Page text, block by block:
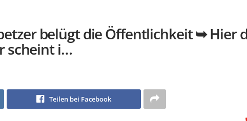
belügt die Öffentlichkeit ➥ Hier
scheint i…
Teilen bei Facebook